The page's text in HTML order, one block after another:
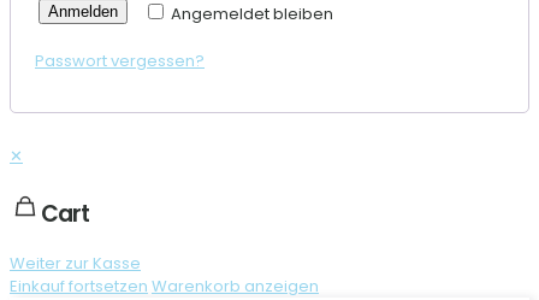
Angemeldet bleiben
Anmelden
Passwort vergessen?
✕
Cart
Weiter zur Kasse
Einkauf fortsetzen Warenkorb anzeigen